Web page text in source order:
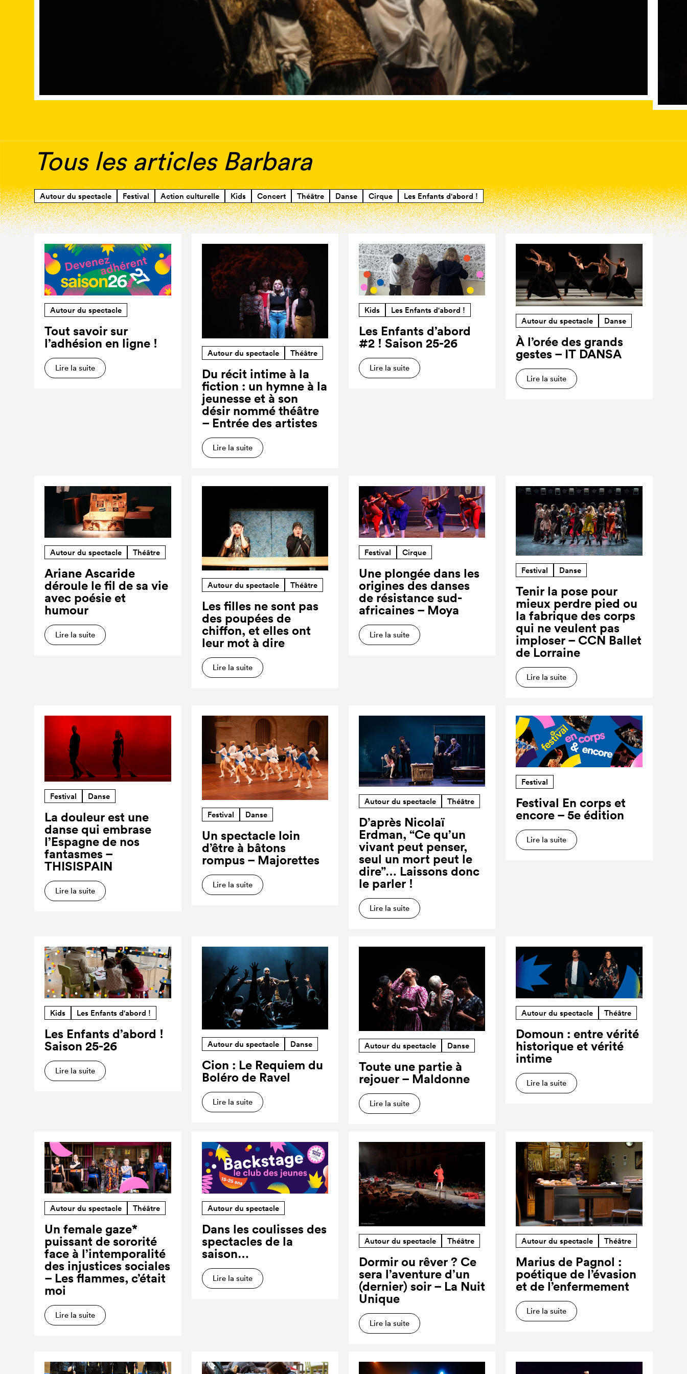
Tous les articles Barbara
Autour du spectacle Festival Action culturelle Kids Concert Théâtre Danse Cirque Les Enfants d'abord !
Autour du spectacle
Tout savoir sur
l’adhésion en ligne !
Lire la suite
Autour du spectacle Théâtre
Du récit intime à la
fiction : un hymne à la
jeunesse et à son
désir nommé théâtre
– Entrée des artistes
Lire la suite
Kids Les Enfants d'abord !
Les Enfants d’abord
#2 ! Saison 25-26
Lire la suite
Autour du spectacle Danse
À l’orée des grands
gestes – IT DANSA
Lire la suite
Autour du spectacle Théâtre
Ariane Ascaride
déroule le fil de sa vie
avec poésie et
humour
Lire la suite
Autour du spectacle Théâtre
Les filles ne sont pas
des poupées de
chiffon, et elles ont
leur mot à dire
Lire la suite
Festival Cirque
Une plongée dans les
origines des danses
de résistance sud-
africaines – Moya
Lire la suite
Festival Danse
Tenir la pose pour
mieux perdre pied ou
la fabrique des corps
qui ne veulent pas
imploser – CCN Ballet
de Lorraine
Lire la suite
Festival Danse
La douleur est une
danse qui embrase
l’Espagne de nos
fantasmes –
THISISPAIN
Lire la suite
Festival Danse
Un spectacle loin
d’être à bâtons
rompus – Majorettes
Lire la suite
Autour du spectacle Théâtre
D’après Nicolaï
Erdman, “Ce qu’un
vivant peut penser,
seul un mort peut le
dire”… Laissons donc
le parler !
Lire la suite
Festival
Festival En corps et
encore – 5e édition
Lire la suite
Kids Les Enfants d'abord !
Les Enfants d’abord !
Saison 25-26
Lire la suite
Autour du spectacle Danse
Cion : Le Requiem du
Boléro de Ravel
Lire la suite
Autour du spectacle Danse
Toute une partie à
rejouer – Maldonne
Lire la suite
Autour du spectacle Théâtre
Domoun : entre vérité
historique et vérité
intime
Lire la suite
Autour du spectacle Théâtre
Un female gaze*
puissant de sororité
face à l’intemporalité
des injustices sociales
– Les flammes, c’était
moi
Lire la suite
Autour du spectacle
Dans les coulisses des
spectacles de la
saison…
Lire la suite
Autour du spectacle Théâtre
Dormir ou rêver ? Ce
sera l’aventure d’un
(dernier) soir – La Nuit
Unique
Lire la suite
Autour du spectacle Théâtre
Marius de Pagnol :
poétique de l’évasion
et de l’enfermement
Lire la suite